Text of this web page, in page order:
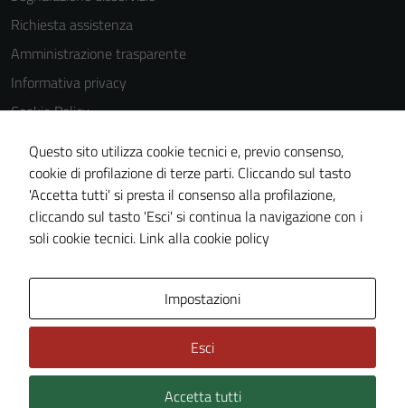
Richiesta assistenza
Amministrazione trasparente
Informativa privacy
Cookie Policy
Note legali
Dichiarazione di accessibilità
Piano di miglioramento del sito
Statistiche sito web
Technical Design s.r.l.
Questo sito utilizza cookie tecnici e, previo consenso,
cookie di profilazione di terze parti. Cliccando sul tasto
'Accetta tutti' si presta il consenso alla profilazione,
cliccando sul tasto 'Esci' si continua la navigazione con i
soli cookie tecnici. Link alla cookie policy
Impostazioni
Esci
Accetta tutti